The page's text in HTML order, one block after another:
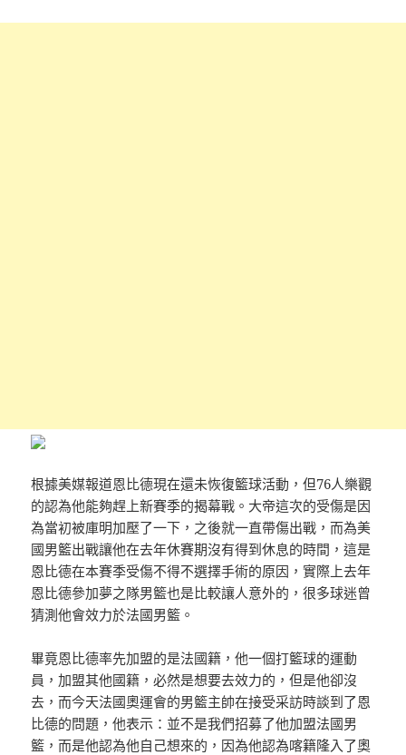
根據美媒報道恩比德現在還未恢復籃球活動，但76人樂觀
的認為他能夠趕上新賽季的揭幕戰。大帝這次的受傷是因
為當初被庫明加壓了一下，之後就一直帶傷出戰，而為美
國男籃出戰讓他在去年休賽期沒有得到休息的時間，這是
恩比德在本賽季受傷不得不選擇手術的原因，實際上去年
恩比德參加夢之隊男籃也是比較讓人意外的，很多球迷曾
猜測他會效力於法國男籃。
畢竟恩比德率先加盟的是法國籍，他一個打籃球的運動
員，加盟其他國籍，必然是想要去效力的，但是他卻沒
去，而今天法國奧運會的男籃主帥在接受采訪時談到了恩
比德的問題，他表示：並不是我們招募了他加盟法國男
籃，而是他認為他自己想來的，因為他認為喀籍隆入了奧